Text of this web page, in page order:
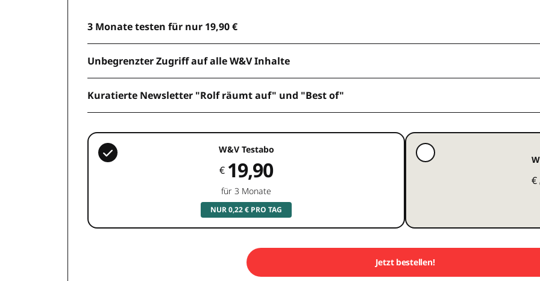
3 Monate testen für nur 19,90 €
Unbegrenzter Zugriff auf alle W&V Inhalte
Kuratierte Newsletter "Rolf räumt auf" und "Best of"
W&V Testabo
€ 19,90
für 3 Monate
NUR 0,22 € PRO TAG
€
Jetzt bestellen!